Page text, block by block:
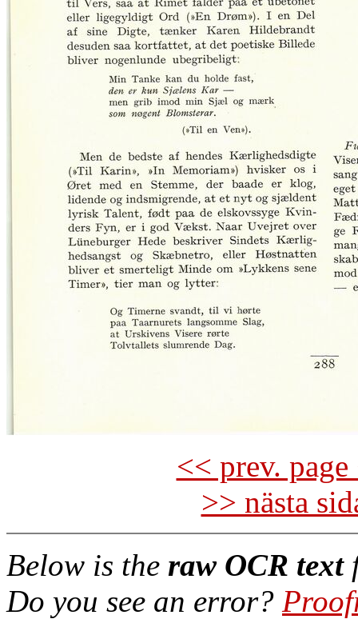
<< prev.
>> nästa
Below is the raw OCR text
Do you see an error?